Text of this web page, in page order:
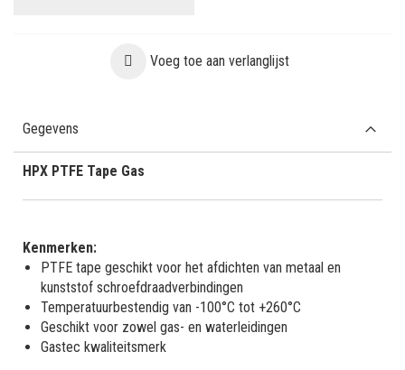
Voeg toe aan verlanglijst
Gegevens
HPX PTFE Tape Gas
Kenmerken:
PTFE tape geschikt voor het afdichten van metaal en
kunststof schroefdraadverbindingen
Temperatuurbestendig van -100°C tot +260°C
Geschikt voor zowel gas- en waterleidingen
Gastec kwaliteitsmerk